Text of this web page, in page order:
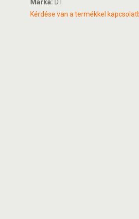
Márka: DT
Kérdése van a termékkel